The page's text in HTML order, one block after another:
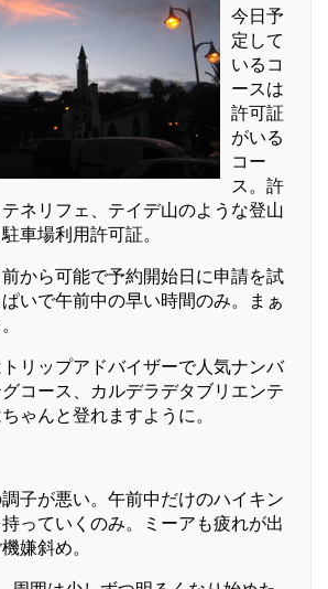
今日予
定して
いるコ
ースは
許可証
がいる
コー
ス。許
ネリフェ、テイデ山のような登山
車場利用許可証。
から可能で予約開始日に申請を試
いで午前中の早い時間のみ。まぁ
リップアドバイザーで人気ナンバ
コース、カルデラデタブリエンテ
ゃんと登れますように。
子が悪い。午前中だけのハイキン
っていくのみ。ミーアも疲れが出
嫌斜め。